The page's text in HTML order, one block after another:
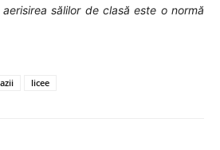
sălilor de clasă este o normă
licee